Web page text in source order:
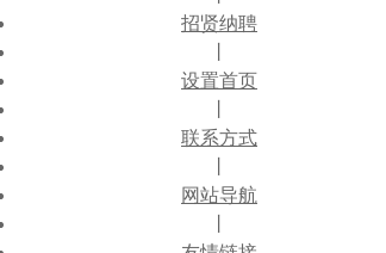
招贤纳聘
设置首页
联系方式
网站导航